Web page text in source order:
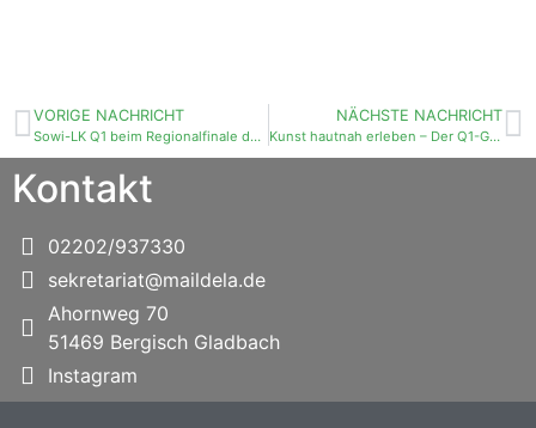
VORIGE NACHRICHT
Sowi-LK Q1 beim Regionalfinale des YES-Wettbewerbs
NÄCHSTE NACHRICHT
Kunst hautnah erleben – Der Q1-Grundkurs der Nelson-Mandela-Gesamtschule zu Besuch im Museum Ludwig
Kontakt
02202/937330
sekretariat@maildela.de
Ahornweg 70
51469 Bergisch Gladbach
Instagram